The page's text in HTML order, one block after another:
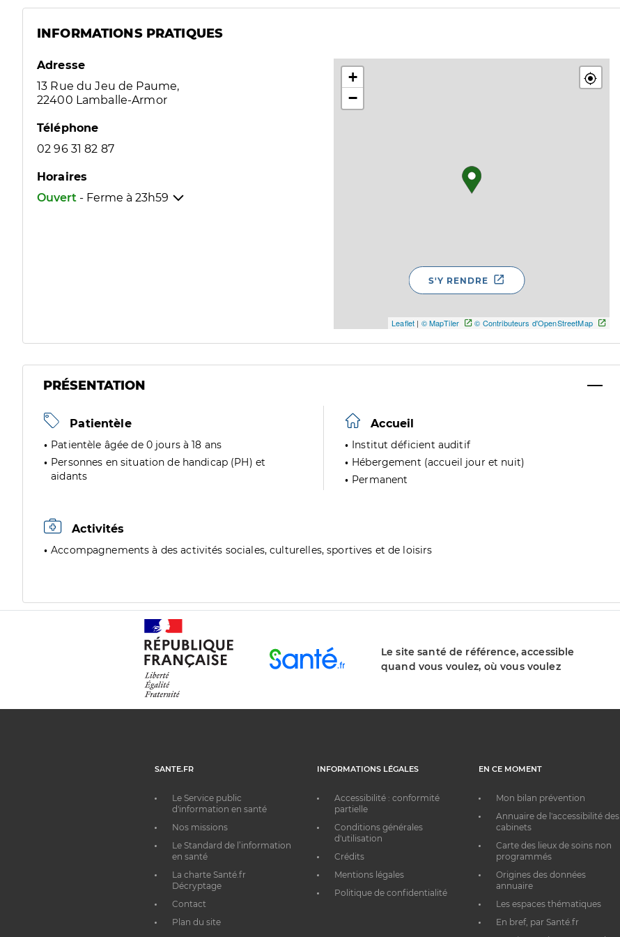
INFORMATIONS PRATIQUES
Adresse
13 Rue du Jeu de Paume,
22400 Lamballe-Armor
Téléphone
02 96 31 82 87
Horaires
Ouvert - Ferme à 23h59
+
−
Leaflet | © MapTiler © Contributeurs d'OpenStreetMap
S'Y RENDRE
PRÉSENTATION
Patientèle
Patientèle âgée de 0 jours à 18 ans
Personnes en situation de handicap (PH) et
aidants
Accueil
Institut déficient auditif
Hébergement (accueil jour et nuit)
Permanent
Activités
Accompagnements à des activités sociales, culturelles, sportives et de loisirs
Le site santé de référence, accessible
quand vous voulez, où vous voulez
SANTE.FR
Le Service public
d'information en santé
Nos missions
Le Standard de l’information
en santé
La charte Santé.fr
Décryptage
Contact
Plan du site
INFORMATIONS LÉGALES
Accessibilité : conformité
partielle
Conditions générales
d'utilisation
Crédits
Mentions légales
Politique de confidentialité
EN CE MOMENT
Mon bilan prévention
Annuaire de l'accessibilité des
cabinets
Carte des lieux de soins non
programmés
Origines des données
annuaire
Les espaces thématiques
En bref, par Santé.fr